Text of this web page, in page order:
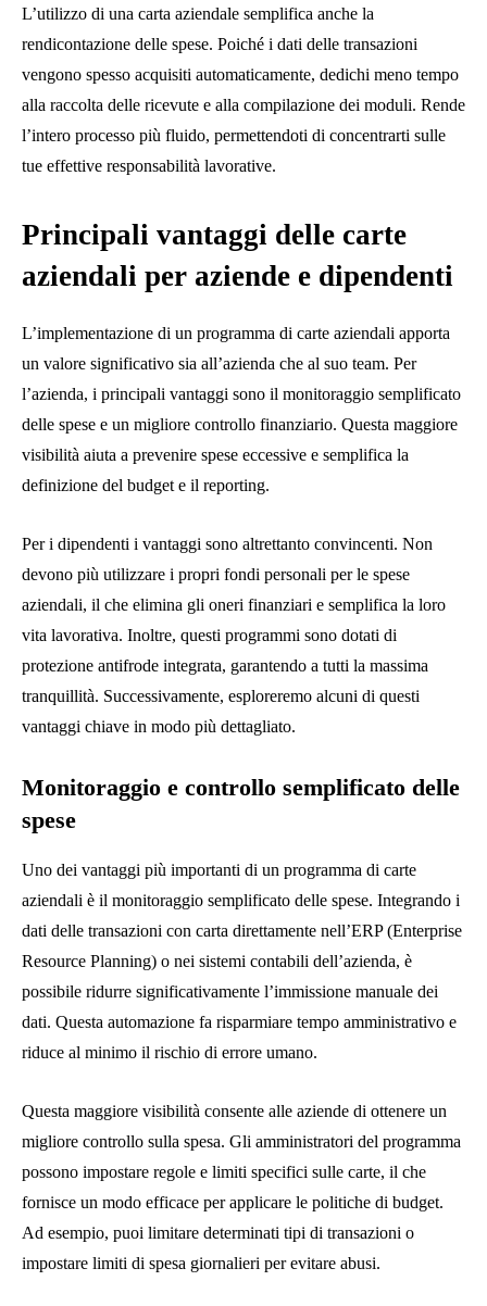
L’utilizzo di una carta aziendale semplifica anche la
rendicontazione delle spese. Poiché i dati delle transazioni
vengono spesso acquisiti automaticamente, dedichi meno tempo
alla raccolta delle ricevute e alla compilazione dei moduli. Rende
l’intero processo più fluido, permettendoti di concentrarti sulle
tue effettive responsabilità lavorative.
Principali vantaggi delle carte
aziendali per aziende e dipendenti
L’implementazione di un programma di carte aziendali apporta
un valore significativo sia all’azienda che al suo team. Per
l’azienda, i principali vantaggi sono il monitoraggio semplificato
delle spese e un migliore controllo finanziario. Questa maggiore
visibilità aiuta a prevenire spese eccessive e semplifica la
definizione del budget e il reporting.
Per i dipendenti i vantaggi sono altrettanto convincenti. Non
devono più utilizzare i propri fondi personali per le spese
aziendali, il che elimina gli oneri finanziari e semplifica la loro
vita lavorativa. Inoltre, questi programmi sono dotati di
protezione antifrode integrata, garantendo a tutti la massima
tranquillità. Successivamente, esploreremo alcuni di questi
vantaggi chiave in modo più dettagliato.
Monitoraggio e controllo semplificato delle
spese
Uno dei vantaggi più importanti di un programma di carte
aziendali è il monitoraggio semplificato delle spese. Integrando i
dati delle transazioni con carta direttamente nell’ERP (Enterprise
Resource Planning) o nei sistemi contabili dell’azienda, è
possibile ridurre significativamente l’immissione manuale dei
dati. Questa automazione fa risparmiare tempo amministrativo e
riduce al minimo il rischio di errore umano.
Questa maggiore visibilità consente alle aziende di ottenere un
migliore controllo sulla spesa. Gli amministratori del programma
possono impostare regole e limiti specifici sulle carte, il che
fornisce un modo efficace per applicare le politiche di budget.
Ad esempio, puoi limitare determinati tipi di transazioni o
impostare limiti di spesa giornalieri per evitare abusi.